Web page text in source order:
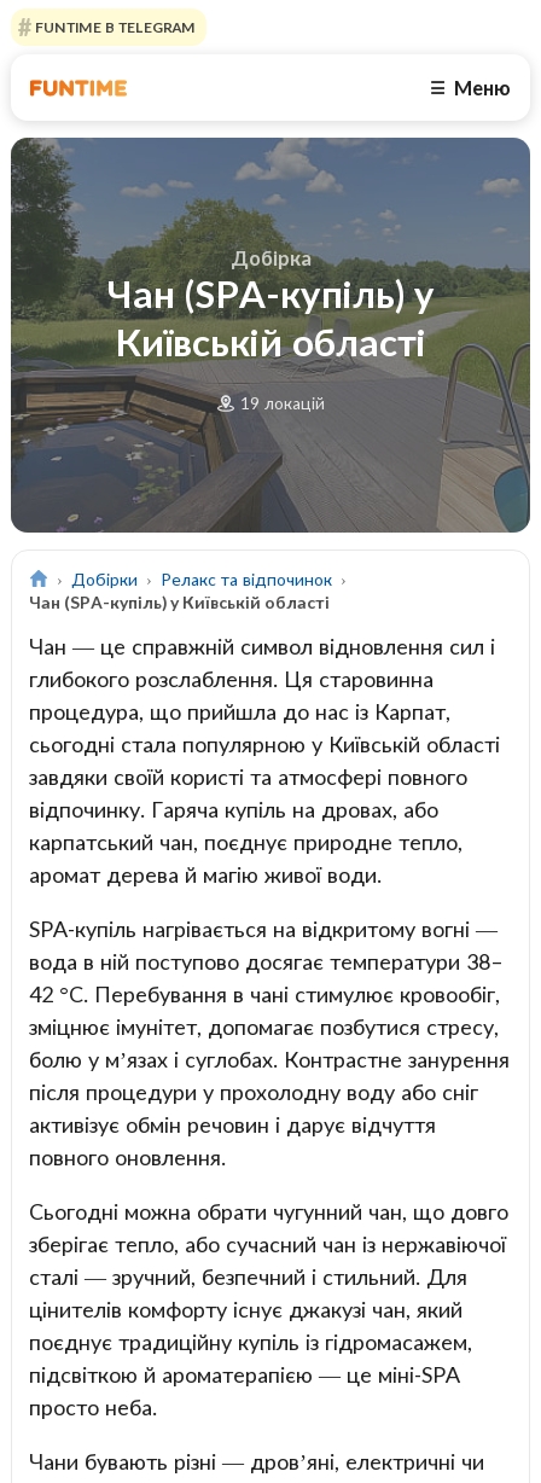
FUNTIME В TELEGRAM
☰ Меню
Добірка
Чан (SPA-купіль) у
Київській області
19 локацій
Добірки
Релакс та відпочинок
Чан (SPA-купіль) у Київській області
Чан — це справжній символ відновлення сил і
глибокого розслаблення. Ця старовинна
процедура, що прийшла до нас із Карпат,
сьогодні стала популярною у Київській області
завдяки своїй користі та атмосфері повного
відпочинку. Гаряча купіль на дровах, або
карпатський чан, поєднує природне тепло,
аромат дерева й магію живої води.
SPA-купіль нагрівається на відкритому вогні —
вода в ній поступово досягає температури 38–
42 °C. Перебування в чані стимулює кровообіг,
зміцнює імунітет, допомагає позбутися стресу,
болю у м’язах і суглобах. Контрастне занурення
після процедури у прохолодну воду або сніг
активізує обмін речовин і дарує відчуття
повного оновлення.
Сьогодні можна обрати чугунний чан, що довго
зберігає тепло, або сучасний чан із нержавіючої
сталі — зручний, безпечний і стильний. Для
цінителів комфорту існує джакузі чан, який
поєднує традиційну купіль із гідромасажем,
підсвіткою й ароматерапією — це міні-SPA
просто неба.
Чани бувають різні — дров’яні, електричні чи